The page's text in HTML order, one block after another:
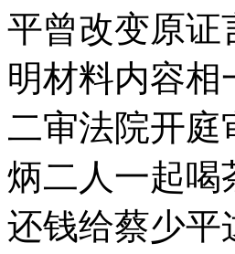
平曾改变原证
明材料内容相
二审法院开庭
炳二人一起喝
还钱给蔡少平